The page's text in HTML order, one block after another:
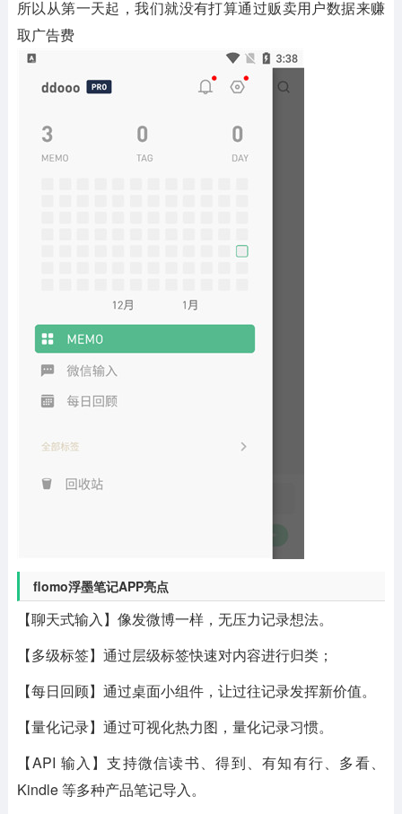
所以从第一天起，我们就没有打算通过贩卖用户数据来赚
取广告费
flomo浮墨笔记APP亮点
【聊天式输入】像发微博一样，无压力记录想法。
【多级标签】通过层级标签快速对内容进行归类；
【每日回顾】通过桌面小组件，让过往记录发挥新价值。
【量化记录】通过可视化热力图，量化记录习惯。
【API 输入】支持微信读书、得到、有知有行、多看、
Kindle 等多种产品笔记导入。